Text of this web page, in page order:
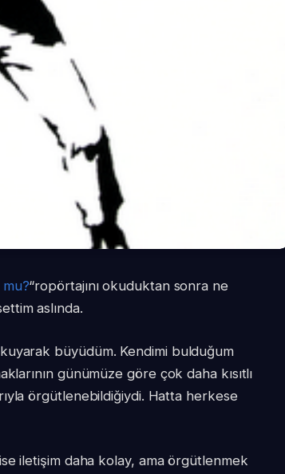
“ropörtajını okuduktan sonra ne
aslında.
büyüdüm. Kendimi bulduğum
günümüze göre çok daha kısıtlı
örgütlenebildiğiydi. Hatta herkese
iletişim daha kolay, ama örgütlenmek